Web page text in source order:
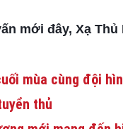
mới đây, Xạ
mùa cùng đội
thủ